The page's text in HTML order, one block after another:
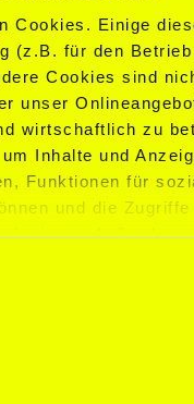
Cookies. Einige
(z.B. für den
Cookies sind
unser
wirtschaftlich zu
Inhalte und
Funktionen für
und die
Partner für
Analysen weiter.
zusammen, die Sie
American
Fitness, Judo,
Englisch,